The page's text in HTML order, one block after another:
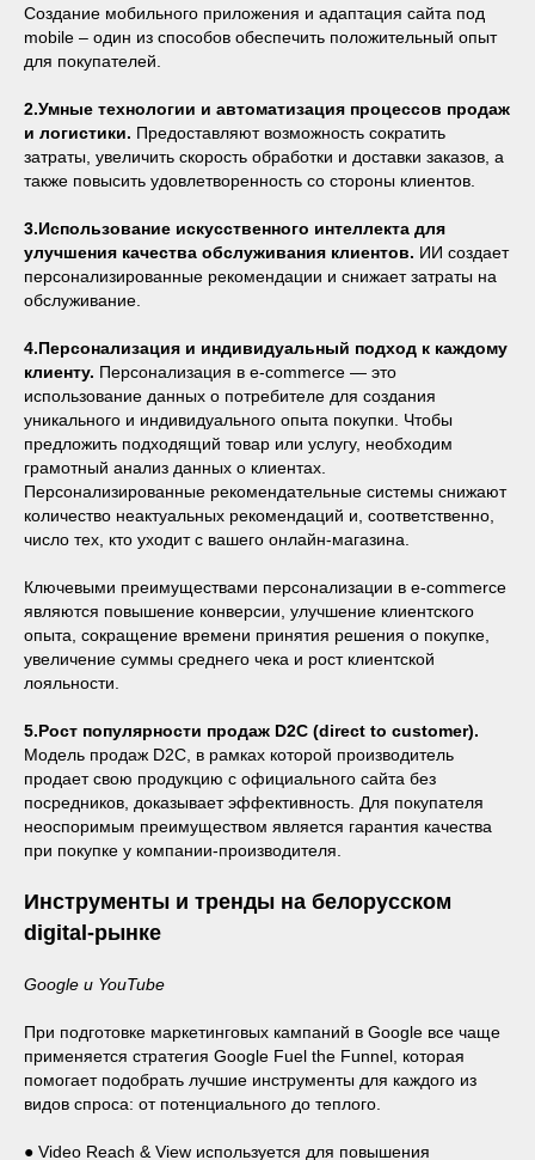
Создание мобильного приложения и адаптация сайта под
mobile – один из способов обеспечить положительный опыт
для покупателей.
2.Умные технологии и автоматизация процессов продаж
и логистики. Предоставляют возможность сократить
затраты, увеличить скорость обработки и доставки заказов, а
также повысить удовлетворенность со стороны клиентов.
3.Использование искусственного интеллекта для
улучшения качества обслуживания клиентов. ИИ создает
персонализированные рекомендации и снижает затраты на
обслуживание.
4.Персонализация и индивидуальный подход к каждому
клиенту. Персонализация в e-commerce — это
использование данных о потребителе для создания
уникального и индивидуального опыта покупки. Чтобы
предложить подходящий товар или услугу, необходим
грамотный анализ данных о клиентах.
Персонализированные рекомендательные системы снижают
количество неактуальных рекомендаций и, соответственно,
число тех, кто уходит с вашего онлайн-магазина.
Ключевыми преимуществами персонализации в e-commerce
являются повышение конверсии, улучшение клиентского
опыта, сокращение времени принятия решения о покупке,
увеличение суммы среднего чека и рост клиентской
лояльности.
5.Рост популярности продаж D2C (direct to customer).
Модель продаж D2C, в рамках которой производитель
продает свою продукцию с официального сайта без
посредников, доказывает эффективность. Для покупателя
неоспоримым преимуществом является гарантия качества
при покупке у компании-производителя.
Инструменты и тренды на белорусском
digital-рынке
Google и YouTube
При подготовке маркетинговых кампаний в Google все чаще
применяется стратегия Google Fuel the Funnel, которая
помогает подобрать лучшие инструменты для каждого из
видов спроса: от потенциального до теплого.
● Video Reach & View используется для повышения